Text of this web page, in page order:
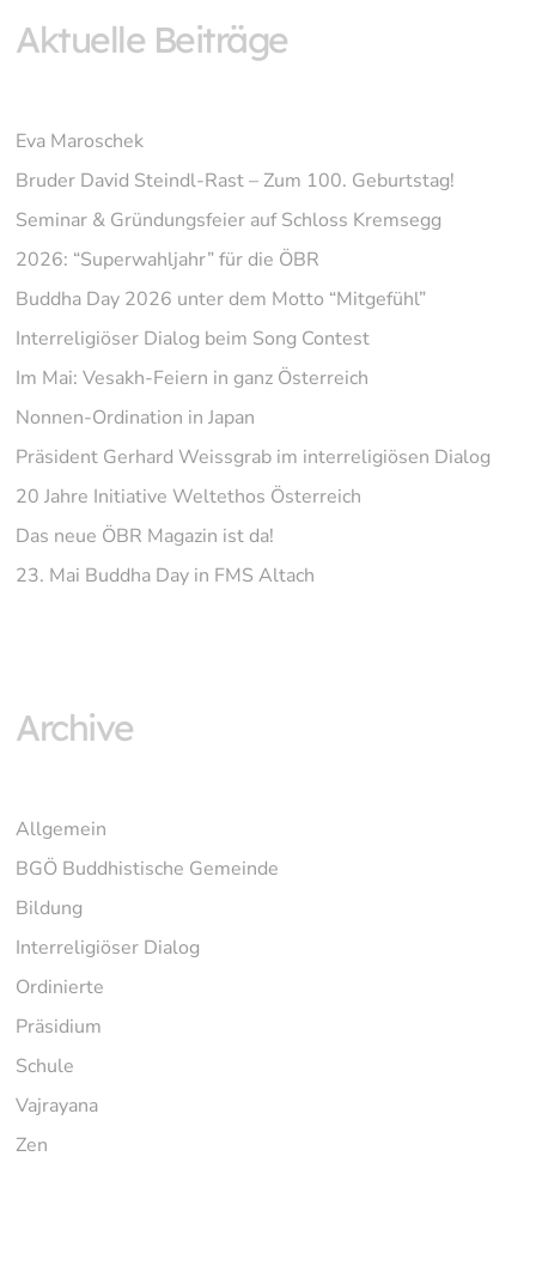
Aktuelle Beiträge
Eva Maroschek
Bruder David Steindl-Rast – Zum 100. Geburtstag!
Seminar & Gründungsfeier auf Schloss Kremsegg
2026: “Superwahljahr” für die ÖBR
Buddha Day 2026 unter dem Motto “Mitgefühl”
Interreligiöser Dialog beim Song Contest
Im Mai: Vesakh-Feiern in ganz Österreich
Nonnen-Ordination in Japan
Präsident Gerhard Weissgrab im interreligiösen Dialog
20 Jahre Initiative Weltethos Österreich
Das neue ÖBR Magazin ist da!
23. Mai Buddha Day in FMS Altach
Archive
Allgemein
BGÖ Buddhistische Gemeinde
Bildung
Interreligiöser Dialog
Ordinierte
Präsidium
Schule
Vajrayana
Zen